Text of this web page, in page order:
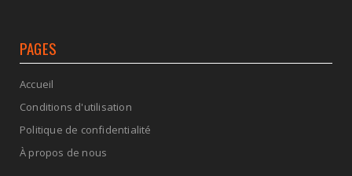
PAGES
Accueil
Conditions d'utilisation
Politique de confidentialité
À propos de nous